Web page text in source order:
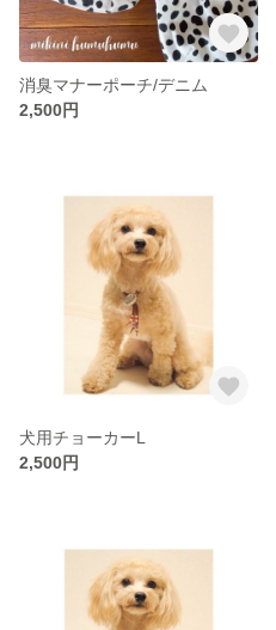
消臭マナーポーチ/デニム
2,500円
犬用チョーカーL
2,500円